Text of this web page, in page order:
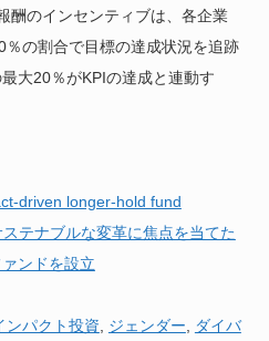
酬のインセンティブは、各企業
の割合で目標の達成状況を追跡
大20％がKPIの達成と連動す
driven longer-hold fund
テナブルな変革に焦点を当てた
ンドを設立
ンパクト投資 ジェンダー
ダイバ